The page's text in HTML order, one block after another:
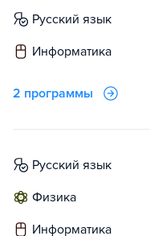
русский язык
информатика
2 программы
русский язык
физика
информатика